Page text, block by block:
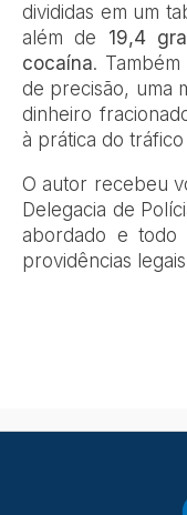
divididas em um
além de 19,4
cocaína.
de precisão, uma
dinheiro
à prática do
O autor recebeu
Delegacia de
abordado e todo
providências